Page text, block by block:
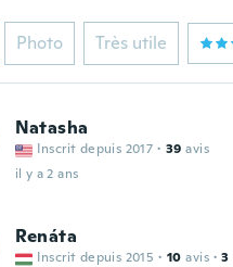
Photo Très utile
Natasha
Inscrit depuis 2017 · 39 avis
il y a 2 ans
Renáta
Inscrit depuis 2015 · 10 avis · 3